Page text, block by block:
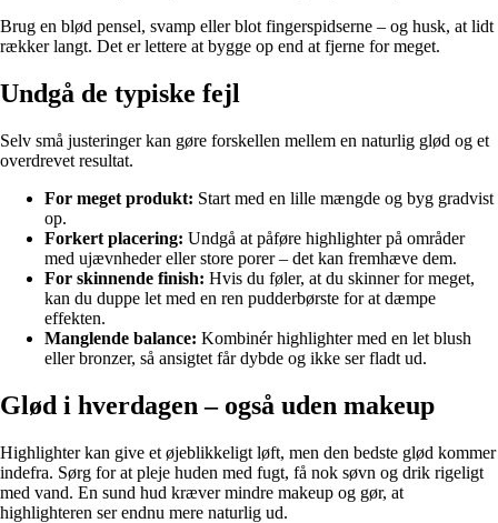
Brug en blød pensel, svamp eller blot fingerspidserne – og husk, at lidt
rækker langt. Det er lettere at bygge op end at fjerne for meget.
Undgå de typiske fejl
Selv små justeringer kan gøre forskellen mellem en naturlig glød og et
overdrevet resultat.
For meget produkt: Start med en lille mængde og byg gradvist
op.
Forkert placering: Undgå at påføre highlighter på områder
med ujævnheder eller store porer – det kan fremhæve dem.
For skinnende finish: Hvis du føler, at du skinner for meget,
kan du duppe let med en ren pudderbørste for at dæmpe
effekten.
Manglende balance: Kombinér highlighter med en let blush
eller bronzer, så ansigtet får dybde og ikke ser fladt ud.
Glød i hverdagen – også uden makeup
Highlighter kan give et øjeblikkeligt løft, men den bedste glød kommer
indefra. Sørg for at pleje huden med fugt, få nok søvn og drik rigeligt
med vand. En sund hud kræver mindre makeup og gør, at
highlighteren ser endnu mere naturlig ud.